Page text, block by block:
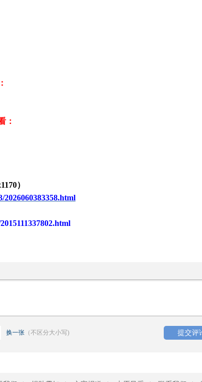
：
：
）
2026060383358.html
换一张 （不区分大小写)